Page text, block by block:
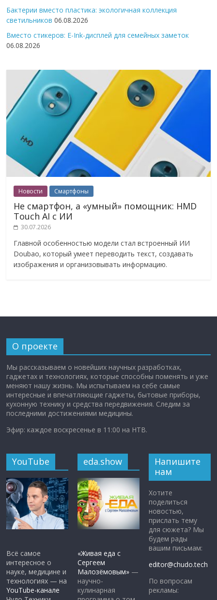
Бактерии вместо пластика: экологичная коллекция
светильников 06.08.2026
Вместо стикеров: E-Ink-дисплей для семейных заметок
06.08.2026
Новости Смартфоны
Не смартфон, а «умный» помощник: HMD
Touch AI с ИИ
30.07.2026
Главной особенностью модели стал встроенный ИИ
Doubao, который умеет переводить текст, создавать
изображения и организовывать информацию.
О проекте
Мы рассказываем о новейших научных разработках,
гаджетах и технологиях, которые способны поменять и уже
меняют нашу жизнь. Мы испытываем на себе самые
интересные и впечатляющие гаджеты, бытовые приборы,
кухонную технику и средства передвижения. Следим за
последними достижениями медицины.
Эфир: каждое воскресенье в 11:00 на НТВ.
YouTube
Всё самое
интересное о
науке, медицине и
технологиях — на
YouTube-канале
eda.show
«Живая еда с
Сергеем
Малозёмовым» —
научно-
кулинарная
Напишите
нам
Хотите
поделиться
новостью,
прислать тему
для сюжета? Мы
будем рады
вашим письмам:
editor@chudo.tech
По вопросам
рекламы: